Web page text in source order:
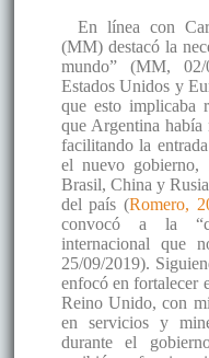
En línea con
(MM) destacó la
mundo” (MM, 02/
Estados Unidos y
que esto implicaba
que Argentina
facilitando la
el nuevo gobierno,
Brasil, China y
del país (Romero,
convocó a la
internacional que
25/09/2019).
enfocó en fortalecer
Reino Unido, con
en servicios y
durante el